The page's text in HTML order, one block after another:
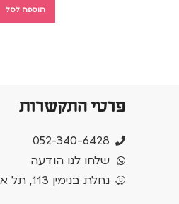
הוספה לסל
פרטי התקשרות
052-340-6428
שלחו לנו הודעה
נחלת בנימין 113, תל אביב